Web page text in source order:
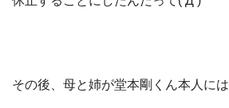
その後、母と姉が堂本剛くん本人には